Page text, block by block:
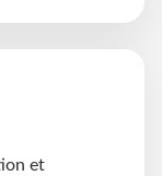
et